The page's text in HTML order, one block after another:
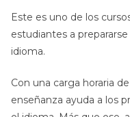
Este es uno de los
estudiantes a
idioma.
Con una carga horaria
enseñanza ayuda a los